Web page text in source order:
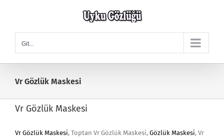
Git...
Vr Gözlük Maskesi
Vr Gözlük Maskesi
Vr Gözlük Maskesi, Toptan Vr Gözlük Maskesi, Gözlük Maskesi, Vr